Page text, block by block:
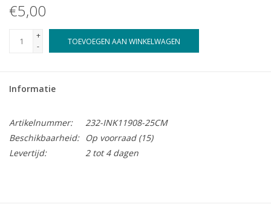
€5,00
+
-
TOEVOEGEN AAN WINKELWAGEN
Informatie
Artikelnummer:
232-INK11908-25CM
Beschikbaarheid:
Op voorraad(15)
Levertijd:
2 tot 4 dagen